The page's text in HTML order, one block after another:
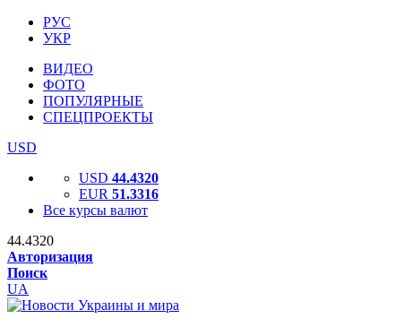
РУС
УКР
ВИДЕО
ФОТО
ПОПУЛЯРНЫЕ
СПЕЦПРОЕКТЫ
USD
USD 44.4320
EUR 51.3316
Все курсы валют
44.4320
Авторизация
Поиск
UA